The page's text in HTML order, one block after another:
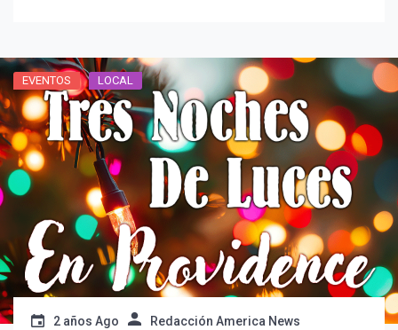
EVENTOS LOCAL
2 años Ago Redacción America News